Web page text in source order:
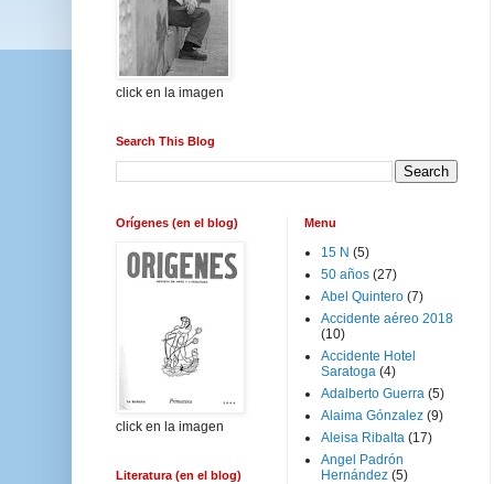
click en la imagen
Search This Blog
Orígenes (en el blog)
click en la imagen
Literatura (en el blog)
Menu
15 N (5)
50 años (27)
Abel Quintero (7)
Accidente aéreo 2018
(10)
Accidente Hotel
Saratoga (4)
Adalberto Guerra (5)
Alaima Gónzalez (9)
Aleisa Ribalta (17)
Angel Padrón
Hernández (5)